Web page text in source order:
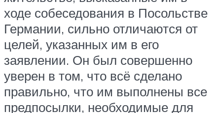
ходе собеседования в Посольстве
Германии, сильно отличаются от
целей, указанных им в его
заявлении. Он был совершенно
уверен в том, что всё сделано
правильно, что им выполнены все
предпосылки, необходимые для